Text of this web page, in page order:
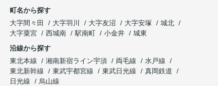
町名から探す
大字間々田
大字羽川 大字友沼 大字安塚
城北
大字粟宮
西城南 駅南町 小金井
城東
沿線から探す
東北本線
湘南新宿ライン宇須 両毛線
水戸線
東北新幹線
東武宇都宮線 東武日光線
真岡鉄道
日光線
烏山線